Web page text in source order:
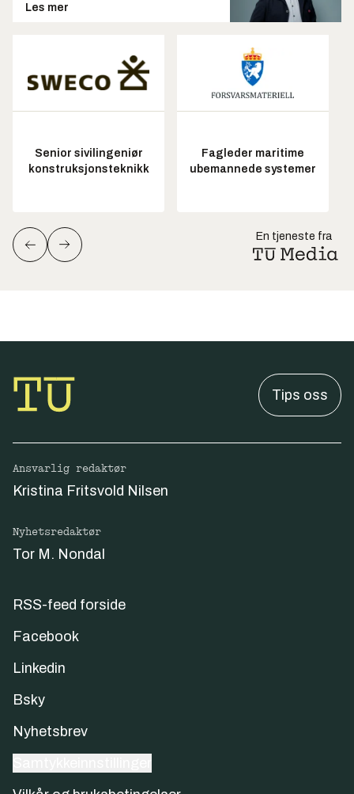
Les mer
Senior sivilingeniør
konstruksjonsteknikk
Fagleder maritime
ubemannede systemer
En tjeneste fra
Tips oss
Ansvarlig redaktør
Kristina Fritsvold Nilsen
Nyhetsredaktør
Tor M. Nondal
RSS-feed forside
Facebook
Linkedin
Bsky
Nyhetsbrev